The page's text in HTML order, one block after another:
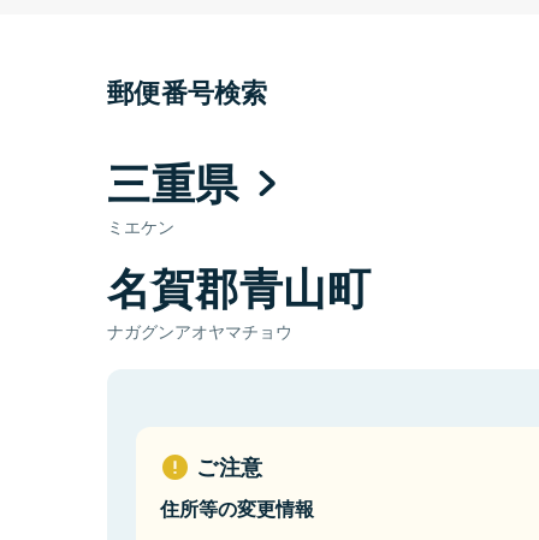
郵便番号検索
三重県
ミエケン
名賀郡青山町
ナガグンアオヤマチョウ
ご注意
住所等の変更情報